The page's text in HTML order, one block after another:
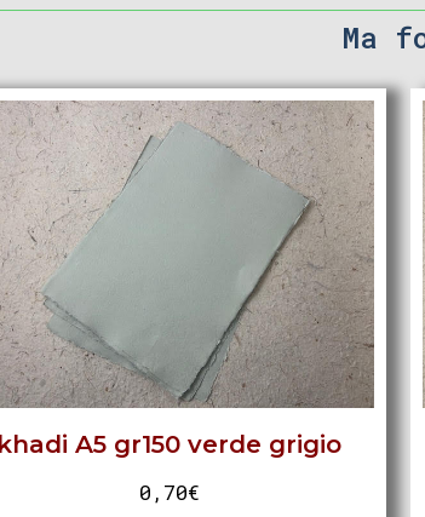
Ma
khadi A5 gr150 verde grigio
0,70€